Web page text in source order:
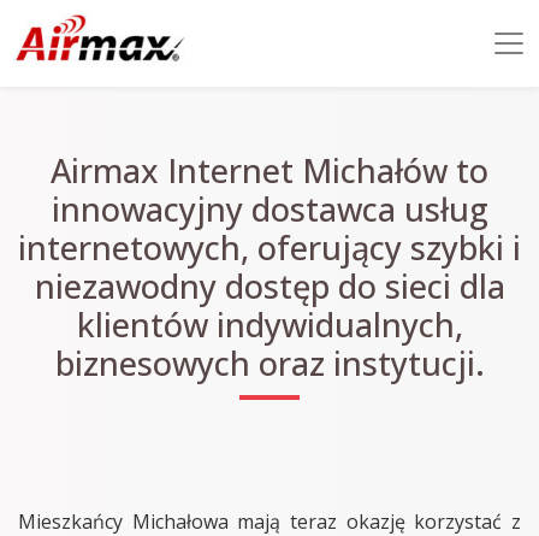
Airmax Internet Michałów to
innowacyjny dostawca usług
internetowych, oferujący szybki i
niezawodny dostęp do sieci dla
klientów indywidualnych,
biznesowych oraz instytucji.
Mieszkańcy Michałowa mają teraz okazję korzystać z